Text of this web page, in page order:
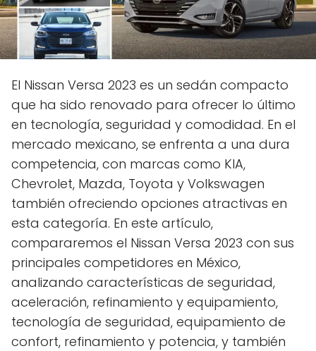
El Nissan Versa 2023 es un sedán compacto
que ha sido renovado para ofrecer lo último
en tecnología, seguridad y comodidad. En el
mercado mexicano, se enfrenta a una dura
competencia, con marcas como KIA,
Chevrolet, Mazda, Toyota y Volkswagen
también ofreciendo opciones atractivas en
esta categoría. En este artículo,
compararemos el Nissan Versa 2023 con sus
principales competidores en México,
analizando características de seguridad,
aceleración, refinamiento y equipamiento,
tecnología de seguridad, equipamiento de
confort, refinamiento y potencia, y también